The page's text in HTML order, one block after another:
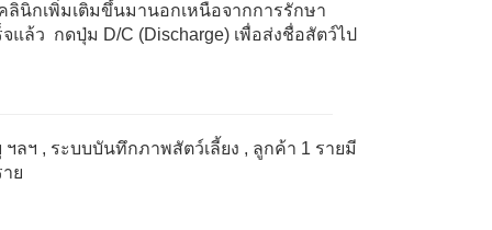
นิกเพิ่มเติมขึ้นมานอกเหนือจากการรักษา
จแล้ว กดปุ่ม D/C (Discharge) เพื่อส่งชื่อสัตว์ไป
ฯลฯ , ระบบบันทึกภาพสัตว์เลี้ยง , ลูกค้า 1 รายมี
ย